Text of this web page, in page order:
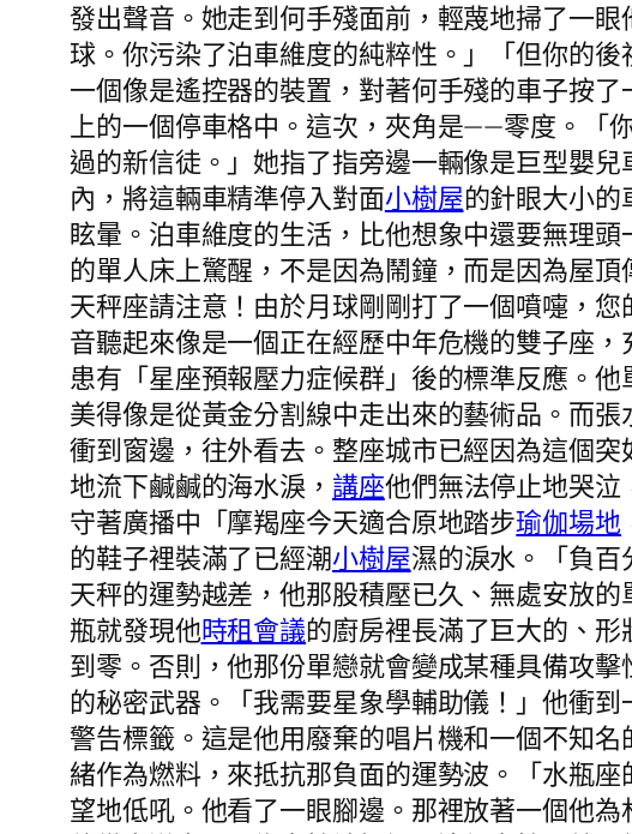
發出聲音。她走到何手殘面前，輕蔑地掃了一
球。你污染了泊車維度的純粹性。」「但你的
一個像是遙控器的裝置，對著何手殘的車子按
上的一個停車格中。這次，夾角是——零度。「
過的新信徒。」她指了指旁邊一輛像是巨型嬰
內，將這輛車精準停入對面小樹屋的針眼大小
眩暈。泊車維度的生活，比他想象中還要無理
的單人床上驚醒，不是因為鬧鐘，而是因為屋
天秤座請注意！由於月球剛剛打了一個噴嚏，
音聽起來像是一個正在經歷中年危機的雙子座
患有「星座預報壓力症候群」後的標準反應。
美得像是從黃金分割線中走出來的藝術品。而
衝到窗邊，往外看去。整座城市已經因為這個
地流下鹹鹹的海水淚， 講座他們無法停止地哭泣
守著廣播中「摩羯座今天適合原地踏步瑜伽場地
的鞋子裡裝滿了已經潮小樹屋濕的淚水。「負
天秤的運勢越差，他那股積壓已久、無處安放
瓶就發現他時租會議的廚房裡長滿了巨大的、
到零。否則，他那份單戀就會變成某種具備攻
的秘密武器。「我需要星象學輔助儀！」他衝
警告標籤。這是他用廢棄的唱片機和一個不知
緒作為燃料，來抵抗那負面的運勢波。「水瓶
望地低吼。他看了一眼腳邊。那裡放著一個他